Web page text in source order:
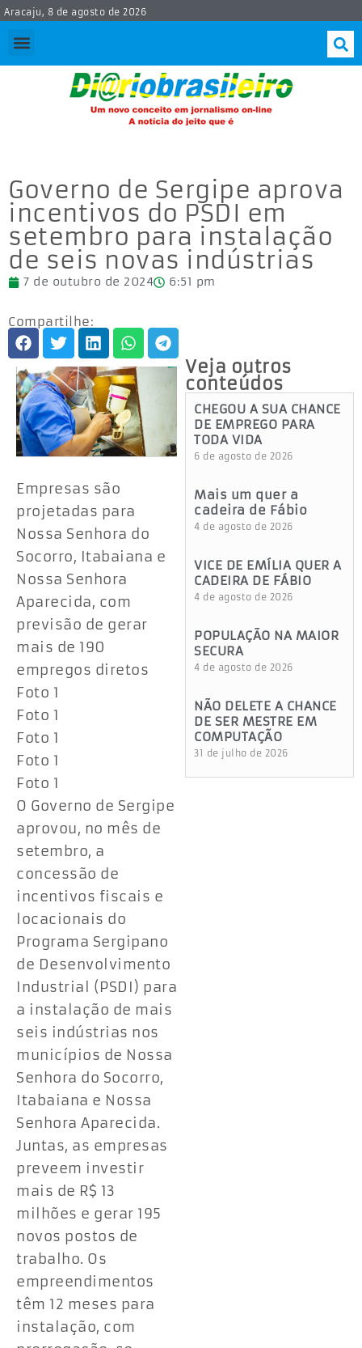
Aracaju, 8 de agosto de 2026
Governo de Sergipe aprova
incentivos do PSDI em
setembro para instalação
de seis novas indústrias
7 de outubro de 2024 6:51 pm
Compartilhe:
Empresas são
projetadas para
Nossa Senhora do
Socorro, Itabaiana e
Nossa Senhora
Aparecida, com
previsão de gerar
mais de 190
empregos diretos
Foto 1
Foto 1
Foto 1
Foto 1
Foto 1
O Governo de Sergipe
aprovou, no mês de
setembro, a
concessão de
incentivos fiscais e
locacionais do
Programa Sergipano
de Desenvolvimento
Industrial (PSDI) para
a instalação de mais
seis indústrias nos
municípios de Nossa
Senhora do Socorro,
Itabaiana e Nossa
Senhora Aparecida.
Juntas, as empresas
preveem investir
mais de R$ 13
milhões e gerar 195
novos postos de
trabalho. Os
empreendimentos
têm 12 meses para
instalação, com
Veja outros
conteúdos
CHEGOU A SUA CHANCE
DE EMPREGO PARA
TODA VIDA
6 de agosto de 2026
Mais um quer a
cadeira de Fábio
4 de agosto de 2026
VICE DE EMÍLIA QUER A
CADEIRA DE FÁBIO
4 de agosto de 2026
POPULAÇÃO NA MAIOR
SECURA
4 de agosto de 2026
NÃO DELETE A CHANCE
DE SER MESTRE EM
COMPUTAÇÃO
31 de julho de 2026